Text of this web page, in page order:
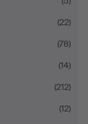
(22)
(78)
(14)
(212)
(12)